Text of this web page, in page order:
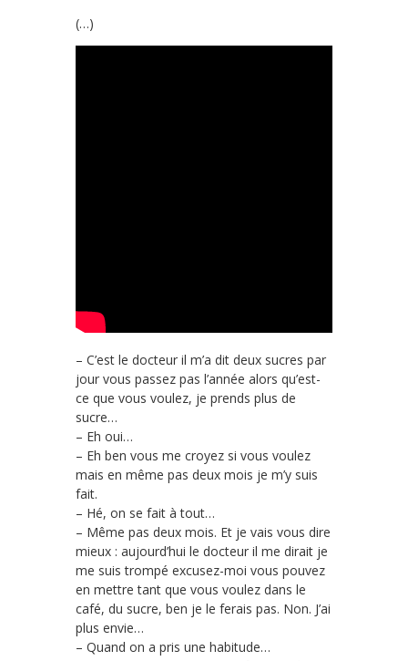
(…)
– C’est le docteur il m’a dit deux sucres par
jour vous passez pas l’année alors qu’est-
ce que vous voulez, je prends plus de
sucre…
– Eh oui…
– Eh ben vous me croyez si vous voulez
mais en même pas deux mois je m’y suis
fait.
– Hé, on se fait à tout…
– Même pas deux mois. Et je vais vous dire
mieux : aujourd’hui le docteur il me dirait je
me suis trompé excusez-moi vous pouvez
en mettre tant que vous voulez dans le
café, du sucre, ben je le ferais pas. Non. J’ai
plus envie…
– Quand on a pris une habitude…